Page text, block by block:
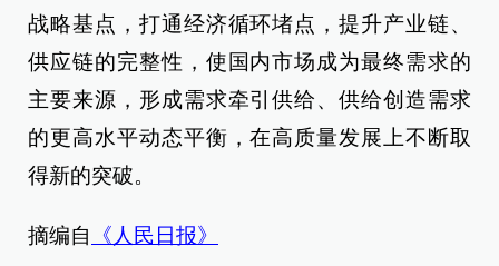
战略基点，打通经济循环堵点，提升产业链、
供应链的完整性，使国内市场成为最终需求的
主要来源，形成需求牵引供给、供给创造需求
的更高水平动态平衡，在高质量发展上不断取
得新的突破。
摘编自 《人民日报》